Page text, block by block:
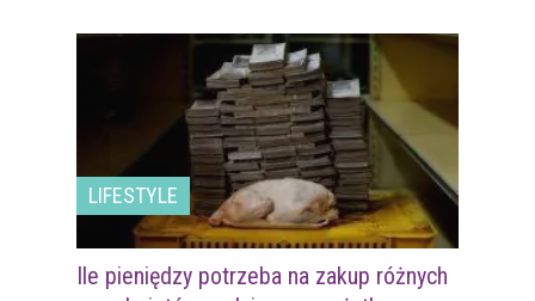
LIFESTYLE
Ile pieniędzy potrzeba na zakup różnych